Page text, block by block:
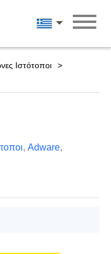
Ελληνικά
Ιστότοποι
, Adware,